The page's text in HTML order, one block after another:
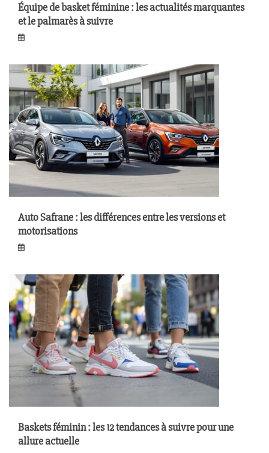
Équipe de basket féminine : les actualités marquantes
et le palmarès à suivre
Auto Safrane : les différences entre les versions et
motorisations
Baskets féminin : les 12 tendances à suivre pour une
allure actuelle